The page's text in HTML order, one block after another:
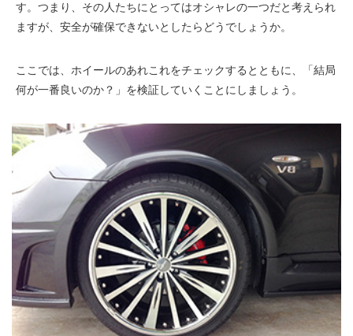
す。つまり、その人たちにとってはオシャレの一つだと考えられ
ますが、安全が確保できないとしたらどうでしょうか。
ここでは、ホイールのあれこれをチェックするとともに、「結局
何が一番良いのか？」を検証していくことにしましょう。